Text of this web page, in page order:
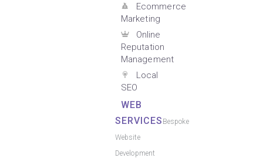
Ecommerce
Marketing
Online
Reputation
Management
Local
SEO
WEB
SERVICES Bespoke
Website
Development